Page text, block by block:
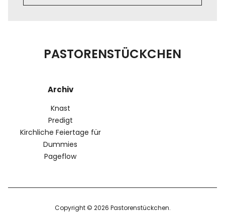
PASTORENSTÜCKCHEN
Archiv
Knast
Predigt
Kirchliche Feiertage für
Dummies
Pageflow
Copyright © 2026 Pastorenstückchen